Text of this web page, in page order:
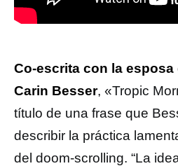
Co-escrita con la esposa
Carin Besser, «Tropic
título de una frase que
describir la práctica
del doom-scrolling. “La